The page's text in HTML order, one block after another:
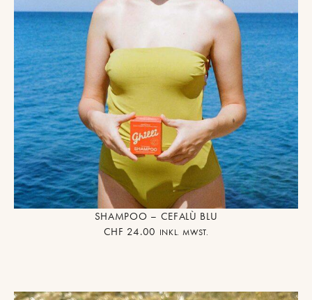
SHAMPOO – CEFALÙ BLU
CHF 24.00 INKL. MWST.